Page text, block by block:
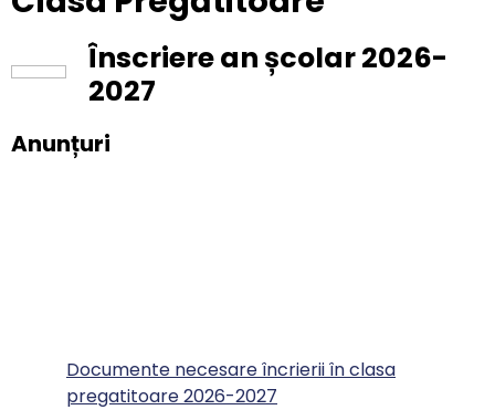
Înscriere an școlar 2026-
2027
Anunțuri
Documente necesare încrierii în clasa
pregatitoare 2026-2027